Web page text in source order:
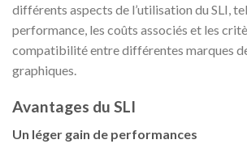
différents aspects de l’utilisation du SLI,
performance, les coûts associés et les
compatibilité entre différentes marques
graphiques.
Avantages du SLI
Un léger gain de performances